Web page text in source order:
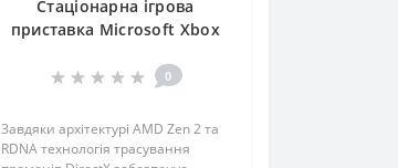
Стаціонарна ігрова
приставка Microsoft Xbox
0
Завдяки архітектурі AMD Zen 2 та
RDNA технологія трасування